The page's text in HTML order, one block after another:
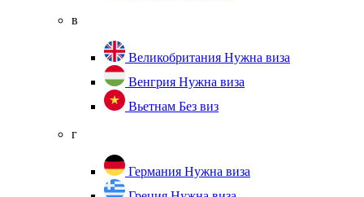
в
Великобритания Нужна виза
Венгрия Нужна виза
Вьетнам Без виз
г
Германия Нужна виза